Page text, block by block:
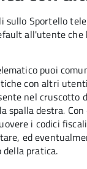
sullo Sportello
all'utente
puoi
con altri
nel cruscotto
spalla destra.
i codici
ed
pratica.